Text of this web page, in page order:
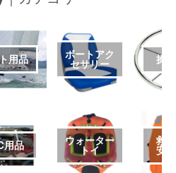
用品
ボートアク
セサリー
操
用品
ウォーター
トイ
救
安